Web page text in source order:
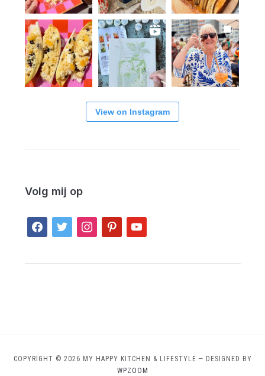
View on Instagram
Volg mij op
facebook
twitter instagrampinterestyoutube
COPYRIGHT © 2026 MY HAPPY KITCHEN & LIFESTYLE — DESIGNED BY
WPZOOM